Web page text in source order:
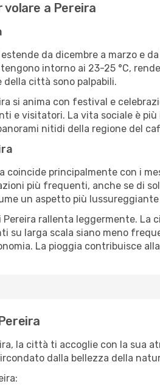
volare a Pereira
da dicembre a marzo e
intorno ai 23-25 °C,
città sono palpabili.
si anima con festival e
e visitatori. La vita sociale è
nitidi della regione del
coincide principalmente con i
più frequenti, anche se di
un aspetto più
rallenta leggermente.
su larga scala siano meno
La pioggia contribuisce
la città ti accoglie con la sua
dalla bellezza della